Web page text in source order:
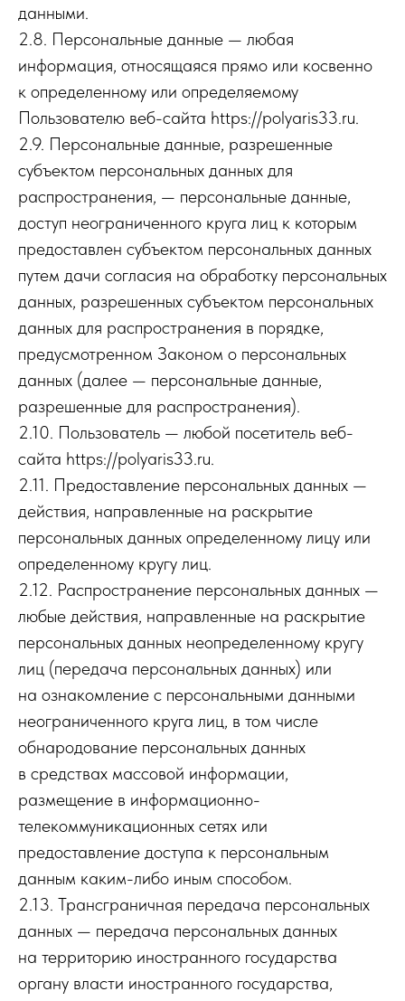
данными.
2.8. Персональные данные — любая
информация, относящаяся прямо или косвенно
к определенному или определяемому
Пользователю веб-сайта https://polyaris33.ru.
2.9. Персональные данные, разрешенные
субъектом персональных данных для
распространения, — персональные данные,
доступ неограниченного круга лиц к которым
предоставлен субъектом персональных данных
путем дачи согласия на обработку персональных
данных, разрешенных субъектом персональных
данных для распространения в порядке,
предусмотренном Законом о персональных
данных (далее — персональные данные,
разрешенные для распространения).
2.10. Пользователь — любой посетитель веб-
сайта https://polyaris33.ru.
2.11. Предоставление персональных данных —
действия, направленные на раскрытие
персональных данных определенному лицу или
определенному кругу лиц.
2.12. Распространение персональных данных —
любые действия, направленные на раскрытие
персональных данных неопределенному кругу
лиц (передача персональных данных) или
на ознакомление с персональными данными
неограниченного круга лиц, в том числе
обнародование персональных данных
в средствах массовой информации,
размещение в информационно-
телекоммуникационных сетях или
предоставление доступа к персональным
данным каким-либо иным способом.
2.13. Трансграничная передача персональных
данных — передача персональных данных
на территорию иностранного государства
органу власти иностранного государства,